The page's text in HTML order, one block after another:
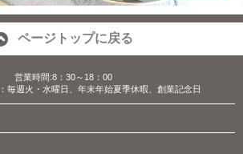
ページトップに戻る
営業時間:8：30～18：00
毎週火・水曜日、年末年始夏季休暇、創業記念日